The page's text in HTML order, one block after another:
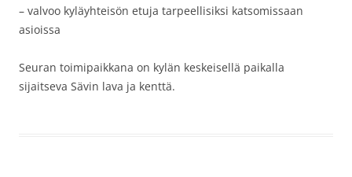
– valvoo kyläyhteisön etuja tarpeellisiksi katsomissaan
asioissa
Seuran toimipaikkana on kylän keskeisellä paikalla
sijaitseva Sävin lava ja kenttä.